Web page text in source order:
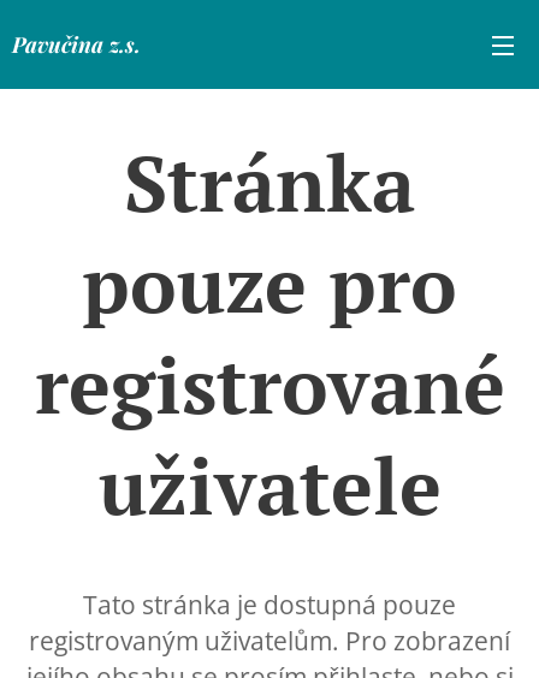
Pavučina z.s.
Stránka
pouze pro
registrované
uživatele
Tato stránka je dostupná pouze
registrovaným uživatelům. Pro zobrazení